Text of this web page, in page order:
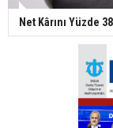
Net Kârını Yüzde